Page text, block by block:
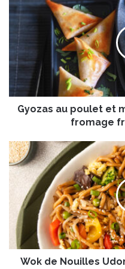
y
s
p
e
t
m
Gyozas au poulet et
fromage
W
o
i
Wok de Nouilles